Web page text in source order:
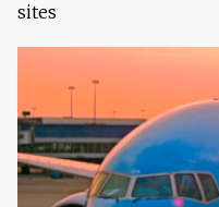
sites